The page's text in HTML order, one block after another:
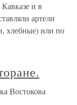
и в
артели
хлебные) или по
Востокова